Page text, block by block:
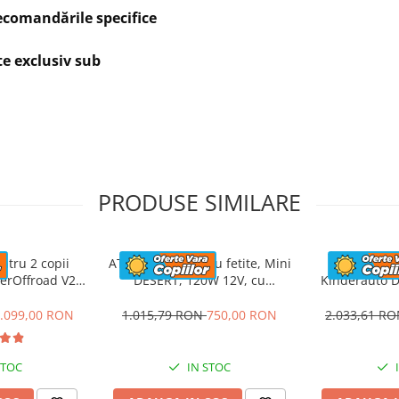
specifice
exclusiv sub
PRODUSE SIMILARE
2 copii
V2
RON
ATV electric pentru fetite, Mini
DESERT, 120W 12V, cu
player, bluetooth, roz
1.015,79 RON750,00 RON
IN STOC
UTV
Kinderauto
2.033,61